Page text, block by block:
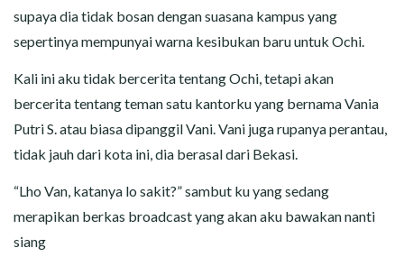
supaya dia tidak bosan dengan suasana kampus yang
sepertinya mempunyai warna kesibukan baru untuk Ochi.
Kali ini aku tidak bercerita tentang Ochi, tetapi akan
bercerita tentang teman satu kantorku yang bernama Vania
Putri S. atau biasa dipanggil Vani. Vani juga rupanya perantau,
tidak jauh dari kota ini, dia berasal dari Bekasi.
“Lho Van, katanya lo sakit?” sambut ku yang sedang
merapikan berkas broadcast yang akan aku bawakan nanti
siang